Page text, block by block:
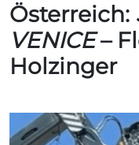
Österreich:
VENICE–
Holzinger